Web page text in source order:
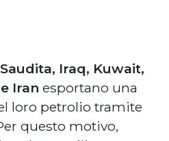
Iraq, Kuwait,
Iran esportano una
loro petrolio tramite
questo motivo,